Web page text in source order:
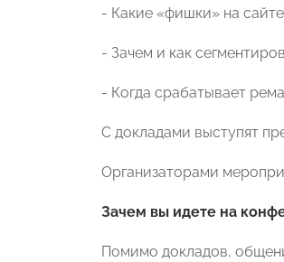
- Какие «фишки» на
- Зачем и как
- Когда срабатывает
С докладами выступят
Организаторами
Зачем вы идете на
Помимо докладов,